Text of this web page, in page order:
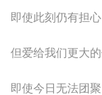
即使此刻仍有担心
但爱给我们更大的
即使今日无法团